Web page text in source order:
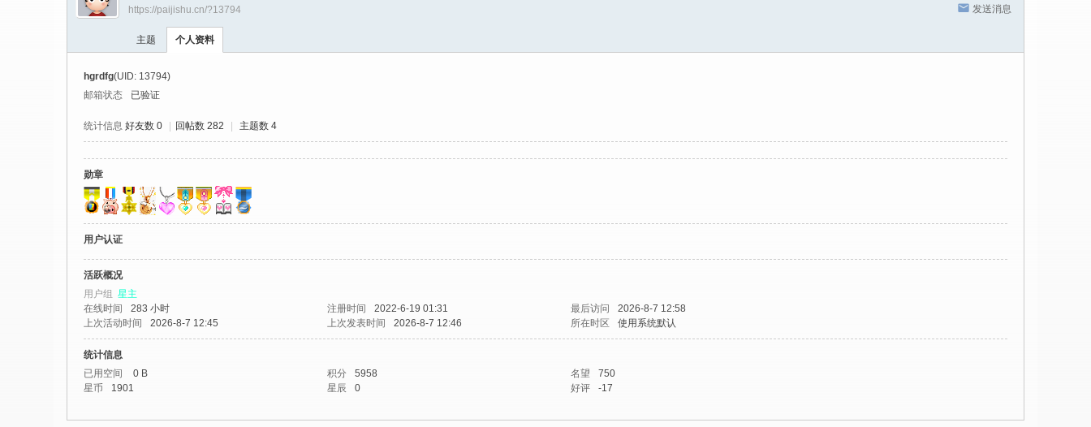
技
-
发送消息
https://paijishu.cn/?13794
主题 个人资料
hgrdfg(UID: 13794)
邮箱状态
已验证
统计信息 好友数 0 回帖数 282 主题数 4
勋章
用户认证
活跃概况
用户组 星主
在线时间
283 小时 注册时间 2022-6-19 01:31 最后访问
2026-8-7 12:58
上次活动时间
2026-8-7 12:45 上次发表时间 2026-8-7 12:46 所在时区 使用系统默认
统计信息
已用空间
0 B 积分 5958 名望
750
星币
1901 星辰 0 好评 -17